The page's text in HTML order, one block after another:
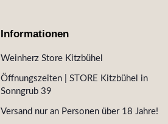
Informationen
Weinherz Store Kitzbühel
Öffnungszeiten | STORE Kitzbühel in
Sonngrub 39
Versand nur an Personen über 18 Jahre!